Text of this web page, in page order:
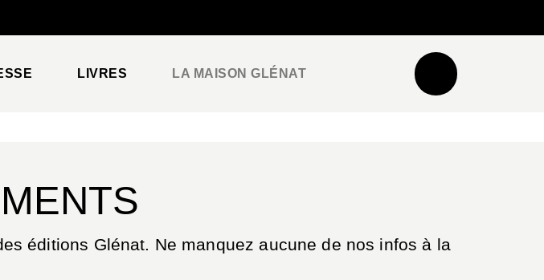
LIVRES LA MAISON GLÉNAT
éditions Glénat. Ne manquez aucune de nos infos à la